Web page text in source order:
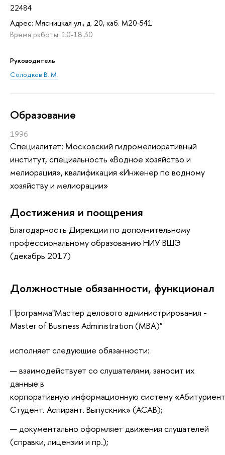
22484
Адрес: Мясницкая ул., д. 20, каб. М20-541
Время работы: 10-18.30
Руководитель
Солодков В. М.
Oбразование
1996
Специалитет: Московский гидромелиоративный
институт, специальность «Водное хозяйство и
мелиорация», квалификация «Инженер по водному
хозяйству и мелиорации»
Достижения и поощрения
Благодарность Дирекции по дополнительному
профессиональному образованию НИУ ВШЭ
(декабрь 2017)
Должностные обязанности, функционал
Программа"Мастер делового администрирования -
Master of Business Administration (MBA)"
исполняет следующие обязанности:
взаимодействует со слушателями, заносит их
данные в
корпоративную информационную систему
Студент. Аспирант. Выпускник» (АСАВ);
документально оформляет движения слушателей
(справки, лицензии и пр.);